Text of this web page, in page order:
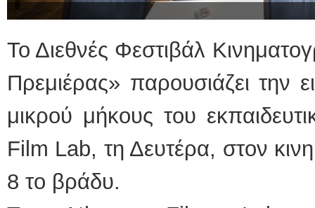
Το Διεθνές Φεστιβάλ
Πρεμιέρας» παρουσιάζει την
μικρού μήκους του
Film Lab, τη Δευτέρα, στον
8 το βράδυ.